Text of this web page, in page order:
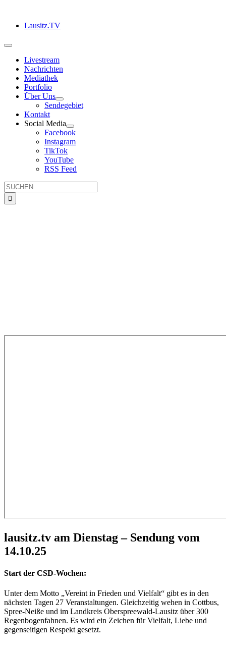
springenLausitz.TV
Toggle
NavigationLivestream
Nachrichten
Mediathek
Portfolio
Über Uns
Sendegebiet
Kontakt
Social Media
Facebook
Instagram
TikTok
YouTube
RSS Feed
Suche
nach:
lausitz.tv am Dienstag – Sendung vom
14.10.25
Start der CSD-Wochen:
Unter dem Motto „Vereint in Frieden und Vielfalt“ gibt es in den
nächsten Tagen 27 Veranstaltungen. Gleichzeitig wehen in Cottbus,
Spree-Neiße und im Landkreis Oberspreewald-Lausitz über 300
Regenbogenfahnen. Es wird ein Zeichen für Vielfalt, Liebe und
gegenseitigen Respekt gesetzt.